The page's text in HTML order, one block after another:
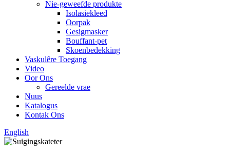
Nie-geweefde produkte
Isolasiekleed
Oorpak
Gesigmasker
Bouffant-pet
Skoenbedekking
Vaskulêre Toegang
Video
Oor Ons
Gereelde vrae
Nuus
Katalogus
Kontak Ons
English